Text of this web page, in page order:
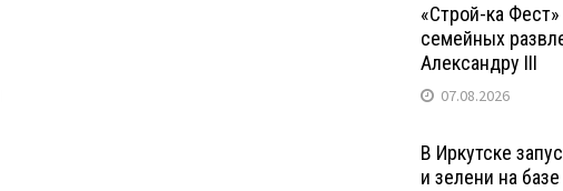
«Строй-ка
семейных
Александру III
07.08.2026
В Иркутске
и зелени на